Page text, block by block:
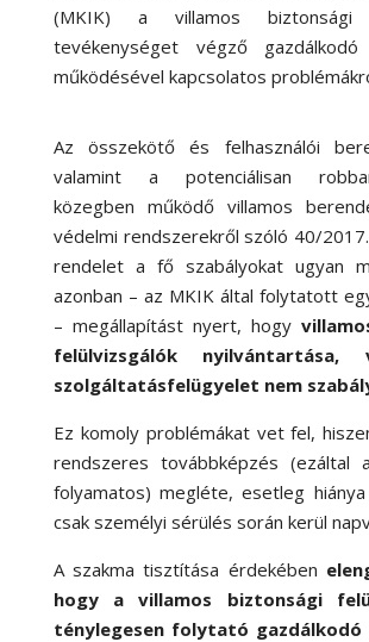
(MKIK) a villamos biztonsági
tevékenységet végző gazdálkodó
működésével kapcsolatos
Az összekötő és felhasználói
valamint a potenciálisan
közegben működő villamos
védelmi rendszerekről szóló 40/
rendelet a fő szabályokat ugyan
azonban – az MKIK által folytatott
– megállapítást nyert, hogy
felülvizsgálók nyilvántartása,
szolgáltatásfelügyelet nem
Ez komoly problémákat vet fel,
rendszeres továbbképzés (ezáltal
folyamatos) megléte, esetleg
csak személyi sérülés során kerül
A szakma tisztítása érdekében
hogy a villamos biztonsági
ténylegesen folytató gazdálkodó